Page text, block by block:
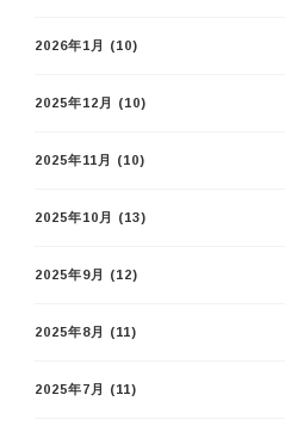
2026年1月 (10)
2025年12月 (10)
2025年11月 (10)
2025年10月 (13)
2025年9月 (12)
2025年8月 (11)
2025年7月 (11)